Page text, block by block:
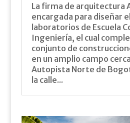
La firma de arquitectura
encargada para diseñar
laboratorios de Escuela
Ingeniería, el cual
conjunto de
en un amplio campo
Autopista Norte de
la calle...